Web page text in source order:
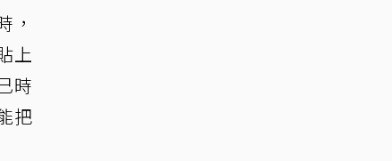
，
上
時
把